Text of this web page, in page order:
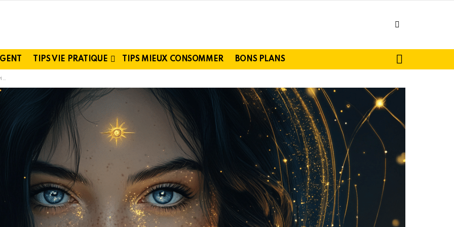
TIPS VIE PRATIQUE TIPS MIEUX CONSOMMER BONS PLANS